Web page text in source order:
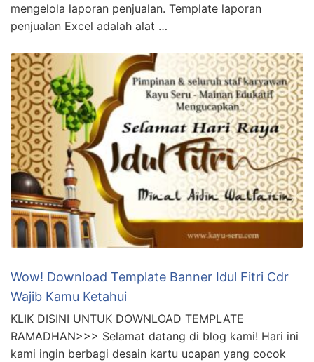
mengelola laporan penjualan. Template laporan
penjualan Excel adalah alat …
Wow! Download Template Banner Idul Fitri Cdr
Wajib Kamu Ketahui
KLIK DISINI UNTUK DOWNLOAD TEMPLATE
RAMADHAN>>> Selamat datang di blog kami! Hari ini
kami ingin berbagi desain kartu ucapan yang cocok